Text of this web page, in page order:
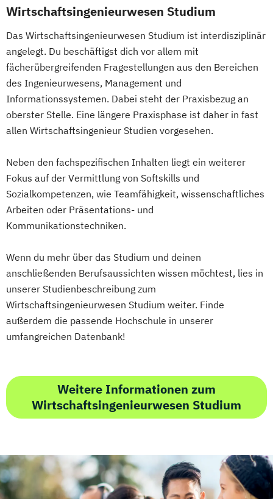
Medizin-
Gesundheits- und Sporttechnologie
Smart Building Technologies Sozial-
Gesundheits- & Public Management
Soziale Arbeit
Soziale Arbeit
Sozialpolitik & -management Umwelt-
Verfahrens- & Energietechnik
Unternehmensführung
Wirtschaft & Management for
Professionals
Wirtschaftsingenieurwesen
Wirtschaftsingenieurwesen Studium
Das Wirtschaftsingenieurwesen Studium ist interdisziplinär
angelegt. Du beschäftigst dich vor allem mit
fächerübergreifenden Fragestellungen aus den Bereichen
des Ingenieurwesens, Management und
Informationssystemen. Dabei steht der Praxisbezug an
oberster Stelle. Eine längere Praxisphase ist daher in fast
allen Wirtschaftsingenieur Studien vorgesehen.
Neben den fachspezifischen Inhalten liegt ein weiterer
Fokus auf der Vermittlung von Softskills und
Sozialkompetenzen, wie Teamfähigkeit, wissenschaftliches
Arbeiten oder Präsentations- und
Kommunikationstechniken.
Wenn du mehr über das Studium und deinen
anschließenden Berufsaussichten wissen möchtest, lies in
unserer Studienbeschreibung zum
Wirtschaftsingenieurwesen Studium weiter. Finde
außerdem die passende Hochschule in unserer
umfangreichen Datenbank!
Weitere Informationen zum
Wirtschaftsingenieurwesen Studium